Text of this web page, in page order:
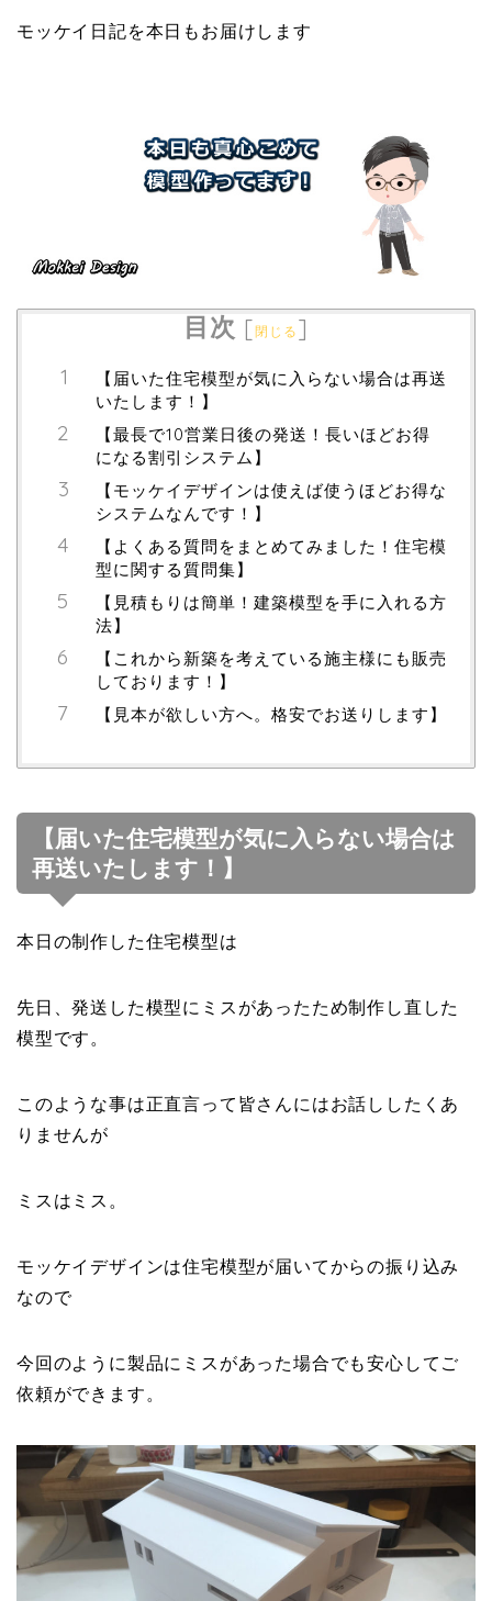
モッケイ日記を本日もお届けします
目次 [閉じる ]
【届いた住宅模型が気に入らない場合は再送
いたします！】
【最長で10営業日後の発送！長いほどお得
になる割引システム】
【モッケイデザインは使えば使うほどお得な
システムなんです！】
【よくある質問をまとめてみました！住宅模
型に関する質問集】
【見積もりは簡単！建築模型を手に入れる方
法】
【これから新築を考えている施主様にも販売
しております！】
【見本が欲しい方へ。格安でお送りします】
【届いた住宅模型が気に入らない場合は
再送いたします！】
本日の制作した住宅模型は
先日、発送した模型にミスがあったため制作し直した
模型です。
このような事は正直言って皆さんにはお話ししたくあ
りませんが
ミスはミス。
モッケイデザインは住宅模型が届いてからの振り込み
なので
今回のように製品にミスがあった場合でも安心してご
依頼ができます。